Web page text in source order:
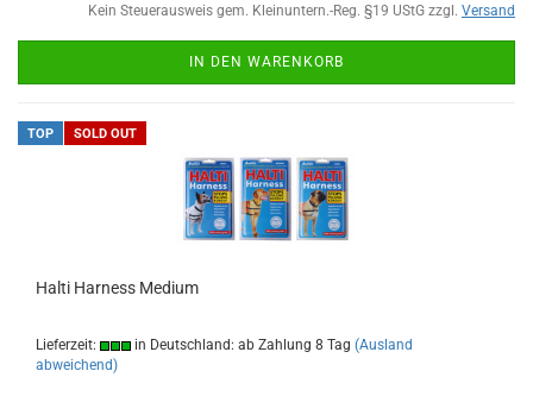
Kein Steuerausweis gem. Kleinuntern.-Reg. §19 UStG zzgl. Versand
IN DEN WARENKORB
TOP SOLD OUT
Halti Harness Medium
Lieferzeit: in Deutschland: ab Zahlung 8 Tag (Ausland
abweichend)